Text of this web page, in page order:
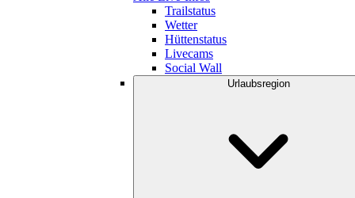
Trailstatus
Wetter
Hüttenstatus
Livecams
Social Wall
Urlaubsregion